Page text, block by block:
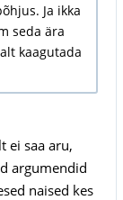
Ja ikka
seda ära
kaagutada
ei saa aru,
argumendid
naised kes